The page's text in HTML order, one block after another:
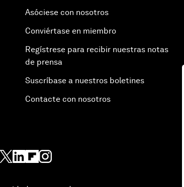
Asóciese con nosotros
Conviértase en miembro
Regístrese para recibir nuestras notas
de prensa
Suscríbase a nuestros boletines
Contacte con nosotros